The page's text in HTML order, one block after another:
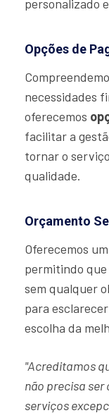
personalizado
Opções de
necessidades
oferecemos
facilitar a
tornar o
qualidade.
Orçamento
Oferecemos um
permitindo
sem qualquer
para
escolha da
"Acreditamos
não precisa ser
serviços